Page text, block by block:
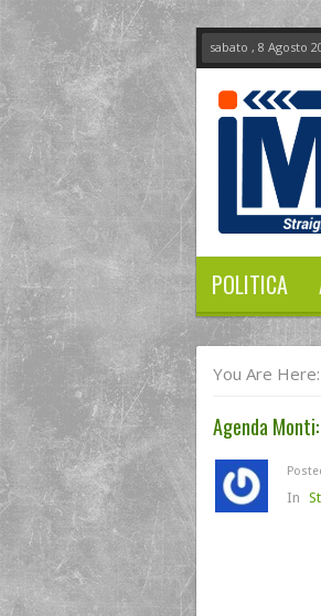
sabato , 8 Agosto
POLITICA
You Are Here:
Agenda
In